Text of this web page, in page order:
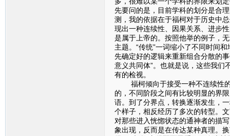
先要问的是，目前学科的划分是合
测，我的依据在于福柯对于历史中
现出一种连续性、因果关系、进步
是属于上帝的。按照他举的例子，无
主题。“传统”一词缩小了不同时间
先确定好的逻辑来重新组合分散的
意义共同体”。也就是说，这些我们
有的检视。
福柯倾向于接受一种不连续性的
的，不同阶段之间有比较明显的界
语。到了分界点，转换逐渐发生，
个样子，相反经历了多次的转型。
对那些进入恍惚状态的通神者的描
象出现，反而是在传达某种真理。